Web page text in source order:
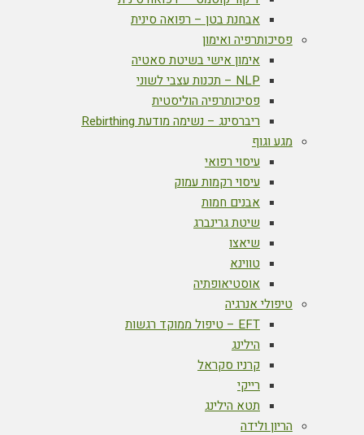
אבחנת בטן – רפואה סינית
פסיכותרפיה ואימון
אימון אישי בשיטת סאטיה
NLP – תכנות עצבי לשוני
פסיכותרפיה הוליסטית
ריברסינג – נשימה מודעת Rebirthing
מגע וגוף
עיסוי רפואי
עיסוי רקמות עמוק
אבנים חמות
שיטת גרינברג
שיאצו
טווינא
אוסטיאופתיה
טיפולי אנרגיה
EFT – טיפול ממוקד רגשות
הילינג
קרניו סקראל
רייקי
תטא הילינג
הריון ולידה